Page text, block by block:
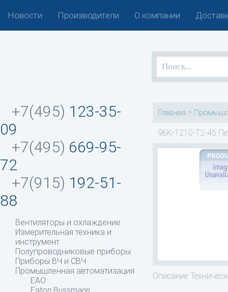
Новости Производители О компании
+7(495) 123-35-
09
+7(495) 669-95-
72
+7(915) 192-51-
88
Вентиляторы и охлаждение
Измерительная техника и
инструмент
Полупроводниковые приборы
Приборы ВЧ и СВЧ
Промышленная автоматизация
EAO
Главная >
96K-1210-T2-45
Описание